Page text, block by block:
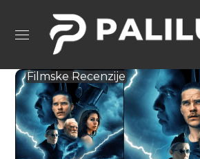
Filmske Recenzije